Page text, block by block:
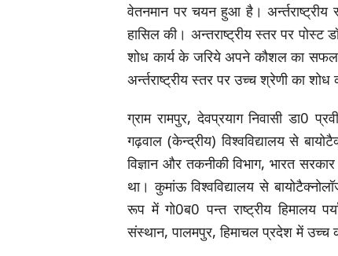
वेतनमान पर चयन हुआ है।
हासिल की। अन्तराष्ट्रीय स्तर पर पोस्ट
शोध कार्य के जरिये अपने कौशल का सफल
अर्न्तराष्ट्रीय स्तर पर उच्च श्रेणी का शोध
ग्राम रामपुर, देवप्रयाग निवासी डा0
गढ़वाल (केन्द्रीय) विश्वविद्यालय से
विज्ञान और तकनीकी विभाग, भारत
था। कुमांऊ विश्वविद्यालय से
रूप में गो0ब0 पन्त राष्ट्रीय हिमालय
संस्थान, पालमपुर, हिमाचल प्रदेश में उच्च